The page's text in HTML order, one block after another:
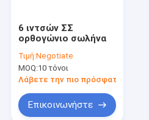
6 ιντσών ΣΣ
ορθογώνιο σωλήνα
Τιμή:Negotiate
MOQ:10 τόνοι
Λάβετε την πιο πρόσφατη τιμή
Επικοινωνήστε